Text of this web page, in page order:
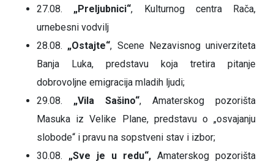
27.08. „Preljubnici“, Kulturnog centra Rača,
urnebesni vodvilj
28.08. „Ostajte“, Scene Nezavisnog univerziteta
Banja Luka, predstavu koja tretira pitanje
dobrovoljne emigracija mladih ljudi;
29.08. „Vila Sašino“, Amaterskog pozorišta
Masuka iz Velike Plane, predstavu o „osvajanju
slobode“ i pravu na sopstveni stav i izbor;
30.08. „Sve je u redu“, Amaterskog pozorišta